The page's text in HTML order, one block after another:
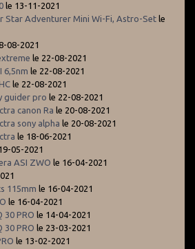
le 13-11-2021
Star Adventurer Mini Wi-Fi, Astro-Set le
08-2021
le 22-08-2021
6,5nm le 22-08-2021
le 22-08-2021
guider pro le 22-08-2021
canon Ra le 20-08-2021
sony alpha le 20-08-2021
le 18-06-2021
05-2021
ASI ZWO le 16-04-2021
115mm le 16-04-2021
le 16-04-2021
30 PRO le 14-04-2021
30 PRO le 23-03-2021
le 13-02-2021